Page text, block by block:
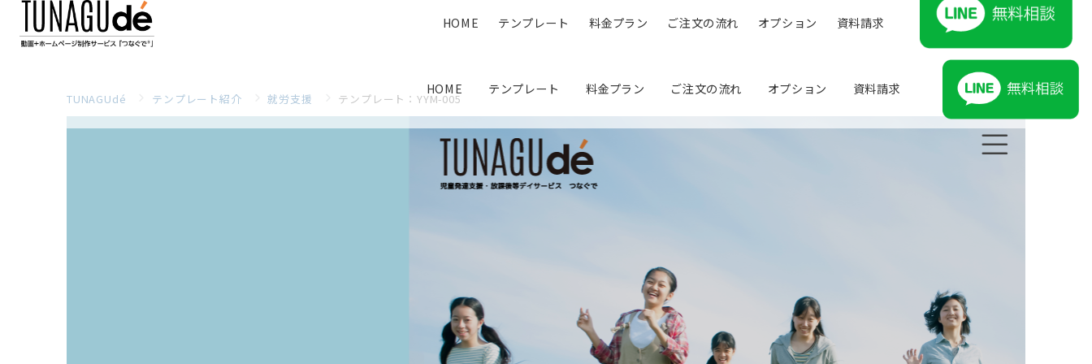
HOME テンプレート 料金プラン ご注文の流れ オプション 資料請求
HOME テンプレート 料金プラン ご注文の流れ オプション 資料請求
TUNAGUdé テンプレート紹介 就労支援 テンプレート：YYM-005